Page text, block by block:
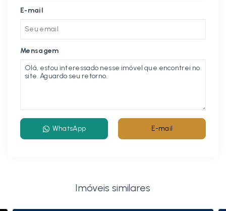
E-mail
Mensagem
WhatsApp E-mail
Imóveis similares